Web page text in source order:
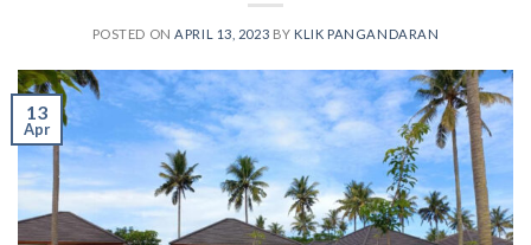
POSTED ON APRIL 13, 2023 BY KLIK PANGANDARAN
13
Apr